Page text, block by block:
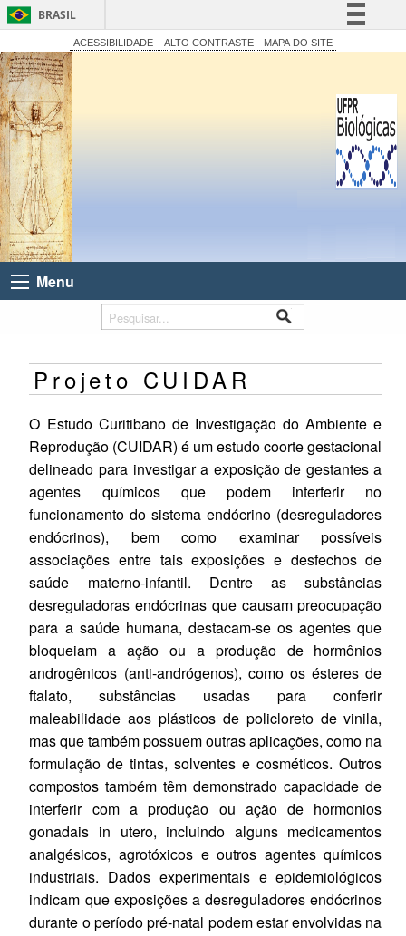
BRASIL
Simplifique!
Acesso à informação
ACESSIBILIDADE ALTO CONTRASTE MAPA DO SITE
Menu
Projeto CUIDAR
O Estudo Curitibano de Investigação do Ambiente e
Reprodução (CUIDAR) é um estudo coorte gestacional
delineado para investigar a exposição de gestantes a
agentes químicos que podem interferir no
funcionamento do sistema endócrino (desreguladores
endócrinos), bem como examinar possíveis
associações entre tais exposições e desfechos de
saúde materno-infantil. Dentre as substâncias
desreguladoras endócrinas que causam preocupação
para a saúde humana, destacam-se os agentes que
bloqueiam a ação ou a produção de hormônios
androgênicos (anti-andrógenos), como os ésteres de
ftalato, substâncias usadas para conferir
maleabilidade aos plásticos de policloreto de vinila,
mas que também possuem outras aplicações, como na
formulação de tintas, solventes e cosméticos. Outros
compostos também têm demonstrado capacidade de
interferir com a produção ou ação de hormonios
gonadais in utero, incluindo alguns medicamentos
analgésicos, agrotóxicos e outros agentes químicos
industriais. Dados experimentais e epidemiológicos
indicam que exposições a desreguladores endócrinos
durante o período pré-natal podem estar envolvidas na